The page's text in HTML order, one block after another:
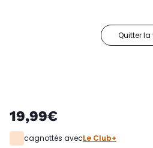
Quitter la
19,99€
cagnottés avecLe Club+